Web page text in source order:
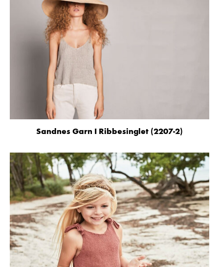
Sandnes Garn I Ribbesinglet (2207-2)